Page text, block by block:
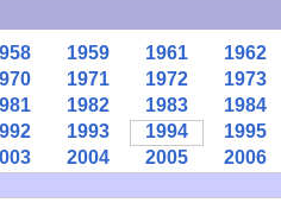
1959 1961 1962
1971 1972 1973
1982 1983 1984
1993 1994 1995
2004 2005 2006